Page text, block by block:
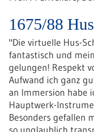
1675/88
"Die virtuelle Hus-
fantastisch und
gelungen! Respekt
Aufwand ich ganz
an Immersion habe
Hauptwerk-
Besonders gefallen
so unglaublich